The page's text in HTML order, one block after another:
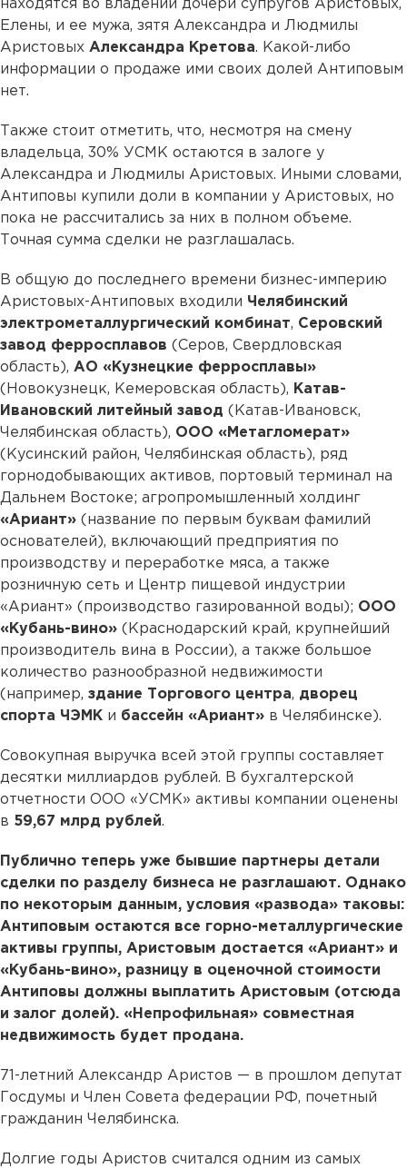
находятся во владении дочери супругов Аристовых,
Елены, и ее мужа, зятя Александра и Людмилы
Аристовых Александра Кретова. Какой-либо
информации о продаже ими своих долей Антиповым
нет.
Также стоит отметить, что, несмотря на смену
владельца, 30% УСМК остаются в залоге у
Александра и Людмилы Аристовых. Иными словами,
Антиповы купили доли в компании у Аристовых, но
пока не рассчитались за них в полном объеме.
Точная сумма сделки не разглашалась.
В общую до последнего времени бизнес-империю
Аристовых-Антиповых входили Челябинский
электрометаллургический комбинат, Серовский
завод ферросплавов (Серов, Свердловская
область), АО «Кузнецкие ферросплавы»
(Новокузнецк, Кемеровская область), Катав-
Ивановский литейный завод (Катав-Ивановск,
Челябинская область), ООО «Метагломерат»
(Кусинский район, Челябинская область), ряд
горнодобывающих активов, портовый терминал на
Дальнем Востоке; агропромышленный холдинг
«Ариант» (название по первым буквам фамилий
основателей), включающий предприятия по
производству и переработке мяса, а также
розничную сеть и Центр пищевой индустрии
«Ариант» (производство газированной воды); ООО
«Кубань-вино» (Краснодарский край, крупнейший
производитель вина в России), а также большое
количество разнообразной недвижимости
(например, здание Торгового центра, дворец
спорта ЧЭМК и бассейн «Ариант» в Челябинске).
Совокупная выручка всей этой группы составляет
десятки миллиардов рублей. В бухгалтерской
отчетности ООО «УСМК» активы компании оценены
в 59,67 млрд рублей.
Публично теперь уже бывшие партнеры детали
сделки по разделу бизнеса не разглашают. Однако
по некоторым данным, условия «развода» таковы:
Антиповым остаются все горно-металлургические
активы группы, Аристовым достается «Ариант» и
«Кубань-вино», разницу в оценочной стоимости
Антиповы должны выплатить Аристовым (отсюда
и залог долей). «Непрофильная» совместная
недвижимость будет продана.
71-летний Александр Аристов — в прошлом депутат
Госдумы и Член Совета федерации РФ, почетный
гражданин Челябинска.
Долгие годы Аристов считался одним из самых